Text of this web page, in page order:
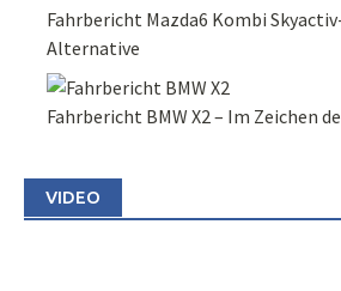
Fahrbericht Mazda6 Kombi
Alternative
Fahrbericht BMW X2 – Im Zeichen
VIDEO